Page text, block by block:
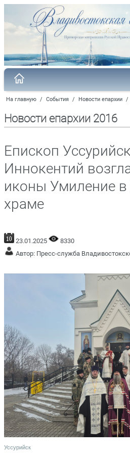
На главную / События / Новости епархии /
Новости епархии 2016
Епископ
Иннокентий
иконы Умиление
храме
23.01.2025
8330
Автор: Пресс-служба
Уссурийск